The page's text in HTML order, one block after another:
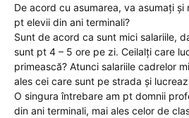
De acord cu asumarea, va asumați și
pt elevii din ani terminali?
Sunt de acord ca sunt mici salariile,
sunt pt 4 – 5 ore pe zi. Ceilalți care
primească? Atunci salariile cadrelor
ales cei care sunt pe strada și
O singura întrebare am pt domnii
din ani terminali, mai ales celor de